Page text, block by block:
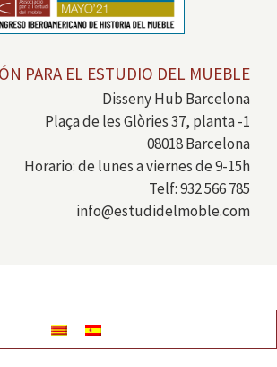
PARA EL ESTUDIO DEL MUEBLE
Disseny Hub Barcelona
Plaça de les Glòries 37, planta -1
08018 Barcelona
Horario: de lunes a viernes de 9-15h
Telf: 932 566 785
info@estudidelmoble.com